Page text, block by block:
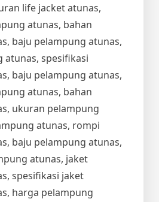
life jacket atunas,
atunas, bahan
baju pelampung atunas,
atunas, spesifikasi
baju pelampung atunas,
atunas, bahan
ukuran pelampung
atunas, rompi
baju pelampung atunas,
atunas, jaket
spesifikasi jaket
harga pelampung